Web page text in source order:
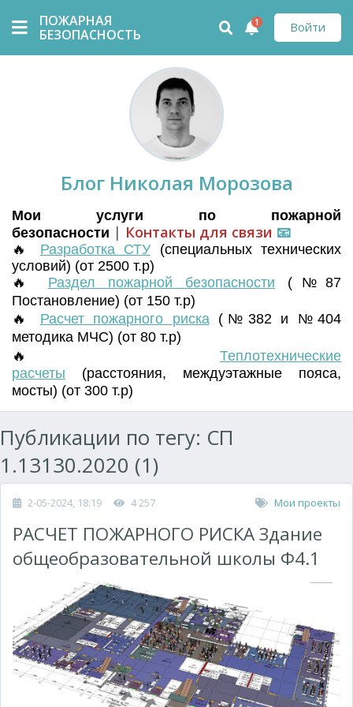
ПОЖАРНАЯ
БЕЗОПАСНОСТЬ
Войти
1
Блог Николая Морозова
Мои услуги по пожарной
безопасности | Контакты для связи 📧
🔥 Разработка СТУ (специальных технических
условий) (от 2500 т.р)
🔥 Раздел пожарной безопасности (№87
Постановление) (от 150 т.р)
🔥 Расчет пожарного риска(№382 и №404
методика МЧС) (от 80 т.р)
🔥 Теплотехнические
расчеты (расстояния, междуэтажные пояса,
мосты) (от 300 т.р)
Публикации по тегу: СП
1.13130.2020 (1)
2-05-2024, 18:19 4 257 Мои проекты
РАСЧЕТ ПОЖАРНОГО РИСКА Здание
общеобразовательной школы Ф4.1